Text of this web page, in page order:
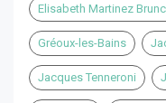
Elisabeth Martinez
Gréoux-les-Bains
Jacques Tenneroni